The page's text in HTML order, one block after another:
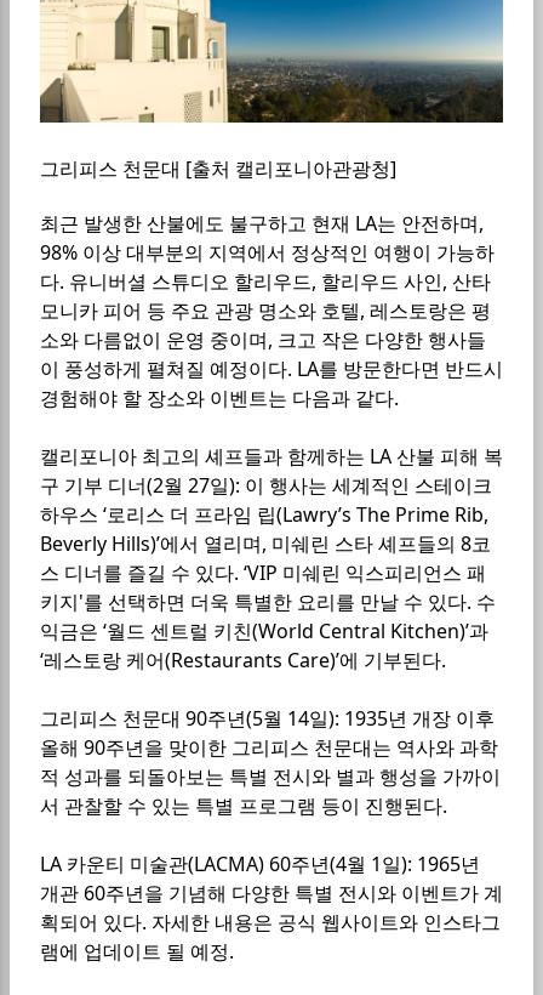
그리피스 천문대 [출처 캘리포니아관광청]
최근 발생한 산불에도 불구하고 현재 LA는 안전하며,
98% 이상 대부분의 지역에서 정상적인 여행이 가능하
다. 유니버셜 스튜디오 할리우드, 할리우드 사인, 산타
모니카 피어 등 주요 관광 명소와 호텔, 레스토랑은 평
소와 다름없이 운영 중이며, 크고 작은 다양한 행사들
이 풍성하게 펼쳐질 예정이다. LA를 방문한다면 반드시
경험해야 할 장소와 이벤트는 다음과 같다.
캘리포니아 최고의 셰프들과 함께하는 LA 산불 피해 복
구 기부 디너(2월 27일): 이 행사는 세계적인 스테이크
하우스 ‘로리스 더 프라임 립(Lawry’s The Prime Rib,
Beverly Hills)’에서 열리며, 미쉐린 스타 셰프들의 8코
스 디너를 즐길 수 있다. ‘VIP 미쉐린 익스피리언스 패
키지'를 선택하면 더욱 특별한 요리를 만날 수 있다. 수
익금은 ‘월드 센트럴 키친(World Central Kitchen)’과
‘레스토랑 케어(Restaurants Care)’에 기부된다.
그리피스 천문대 90주년(5월 14일): 1935년 개장 이후
올해 90주년을 맞이한 그리피스 천문대는 역사와 과학
적 성과를 되돌아보는 특별 전시와 별과 행성을 가까이
서 관찰할 수 있는 특별 프로그램 등이 진행된다.
LA 카운티 미술관(LACMA) 60주년(4월 1일): 1965년
개관 60주년을 기념해 다양한 특별 전시와 이벤트가 계
획되어 있다. 자세한 내용은 공식 웹사이트와 인스타그
램에 업데이트 될 예정.